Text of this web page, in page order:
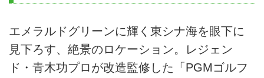
エメラルドグリーンに輝く東シナ海を眼下に
見下ろす、絶景のロケーション。レジェン
ド・青木功プロが改造監修した「PGMゴルフ